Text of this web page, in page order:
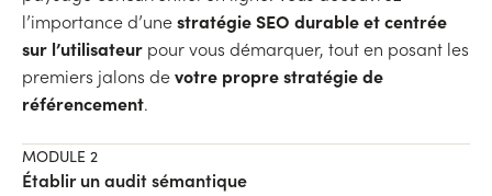
l’importance d’unestratégie SEO durable et centrée
sur l’utilisateur pour vous démarquer, tout en posant les
premiers jalons devotre propre stratégie de
référencement.
MODULE 2
Établir un audit sémantique